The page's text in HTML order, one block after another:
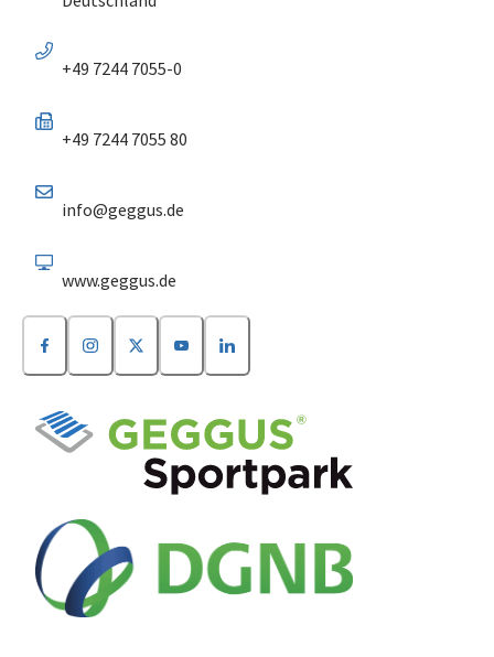
+49 7244 7055-0
+49 7244 7055 80
info@geggus.de
www.geggus.de